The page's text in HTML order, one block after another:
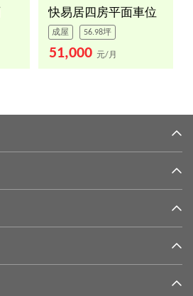
快易居四房平面車位
成屋 56.98坪
51,000 元/月